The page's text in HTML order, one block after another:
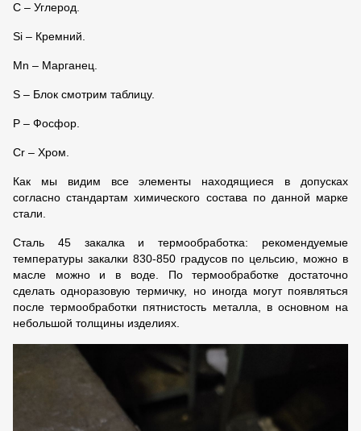
C – Углерод.
Si – Кремний.
Mn – Марганец.
S – Блок смотрим таблицу.
P – Фосфор.
Cr – Хром.
Как мы видим все элементы находящиеся в допусках
согласно стандартам химического состава по данной марке
стали.
Сталь 45 закалка и термообработка: рекомендуемые
температуры закалки 830-850 градусов по цельсию, можно в
масле можно и в воде. По термообработке достаточно
сделать одноразовую термичку, но иногда могут появляться
после термообработки пятнистость металла, в основном на
небольшой толщины изделиях.